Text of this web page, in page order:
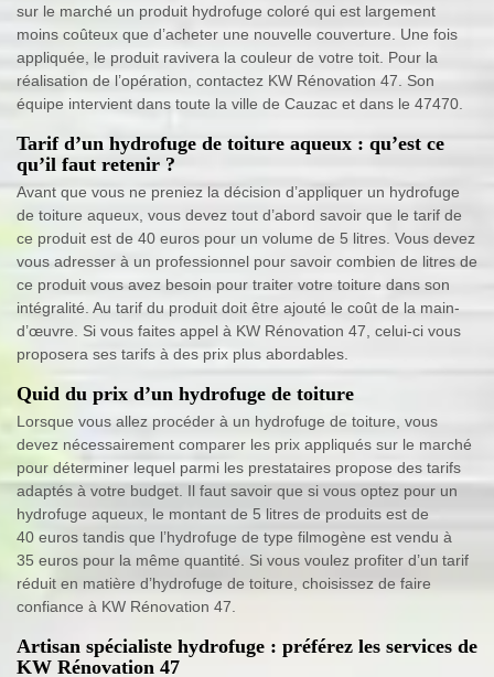
sur le marché un produit hydrofuge coloré qui est largement
moins coûteux que d’acheter une nouvelle couverture. Une fois
appliquée, le produit ravivera la couleur de votre toit. Pour la
réalisation de l’opération, contactez KW Rénovation 47. Son
équipe intervient dans toute la ville de Cauzac et dans le 47470.
Tarif d’un hydrofuge de toiture aqueux : qu’est ce
qu’il faut retenir ?
Avant que vous ne preniez la décision d’appliquer un hydrofuge
de toiture aqueux, vous devez tout d’abord savoir que le tarif de
ce produit est de 40 euros pour un volume de 5 litres. Vous devez
vous adresser à un professionnel pour savoir combien de litres de
ce produit vous avez besoin pour traiter votre toiture dans son
intégralité. Au tarif du produit doit être ajouté le coût de la main-
d’œuvre. Si vous faites appel à KW Rénovation 47, celui-ci vous
proposera ses tarifs à des prix plus abordables.
Quid du prix d’un hydrofuge de toiture
Lorsque vous allez procéder à un hydrofuge de toiture, vous
devez nécessairement comparer les prix appliqués sur le marché
pour déterminer lequel parmi les prestataires propose des tarifs
adaptés à votre budget. Il faut savoir que si vous optez pour un
hydrofuge aqueux, le montant de 5 litres de produits est de
40 euros tandis que l’hydrofuge de type filmogène est vendu à
35 euros pour la même quantité. Si vous voulez profiter d’un tarif
réduit en matière d’hydrofuge de toiture, choisissez de faire
confiance à KW Rénovation 47.
Artisan spécialiste hydrofuge : préférez les services de
KW Rénovation 47